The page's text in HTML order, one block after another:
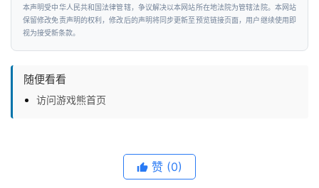
本声明受中华人民共和国法律管辖，争议解决以本网站所在地法院为管辖法院。本网站
保留修改免责声明的权利，修改后的声明将同步更新至预览链接页面，用户继续使用即
视为接受新条款。
随便看看
访问游戏熊首页
赞 (0)